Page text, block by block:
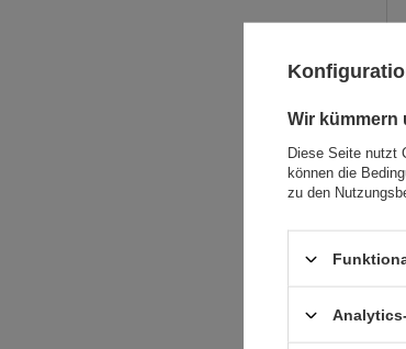
Wir kümmern
Diese Seite nutzt
können die
zu den